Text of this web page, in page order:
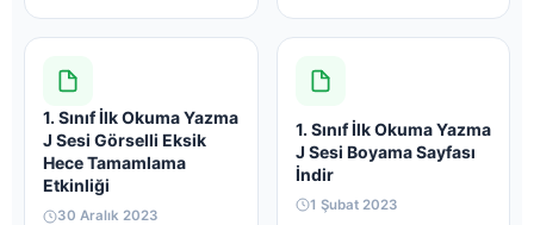
1. Sınıf İlk Okuma Yazma
J Sesi Görselli Eksik
Hece Tamamlama
Etkinliği
30 Aralık 2023
1. Sınıf İlk Okuma Yazma
J Sesi Boyama Sayfası
İndir
1 Şubat 2023